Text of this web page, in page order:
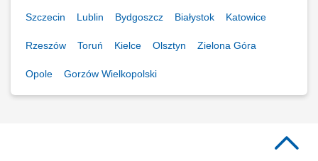
Szczecin Lublin Bydgoszcz Białystok Katowice
Rzeszów Toruń Kielce Olsztyn Zielona Góra
Opole Gorzów Wielkopolski